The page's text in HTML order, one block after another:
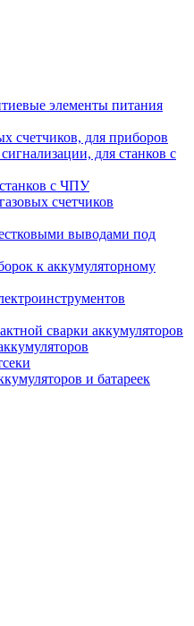
элементы питания
счетчиков, для приборов
для станков с
с ЧПУ
счетчиков
выводами под
к аккумуляторному
сварки аккумуляторов
и батареек